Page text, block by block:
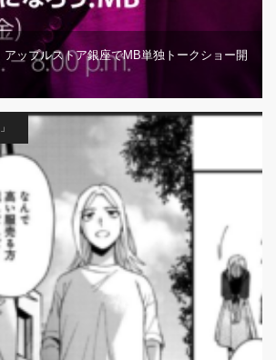
アップルストア銀座でMB単独トークショー開